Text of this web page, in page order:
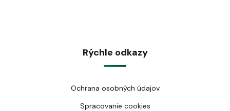
Rýchle odkazy
Ochrana osobných údajov
Spracovanie cookies